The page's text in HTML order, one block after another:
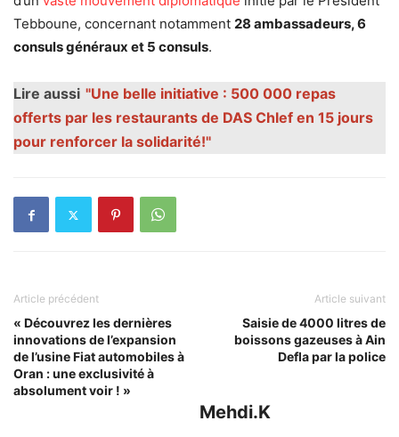
Tebboune, concernant notamment 28 ambassadeurs, 6
consuls généraux et 5 consuls.
Lire aussi "Une belle initiative : 500 000 repas
offerts par les restaurants de DAS Chlef en 15 jours
pour renforcer la solidarité!"
Article précédent
« Découvrez les dernières
innovations de l’expansion
de l’usine Fiat automobiles à
Oran : une exclusivité à
absolument voir ! »
Article suivant
Saisie de 4000 litres de
boissons gazeuses à Ain
Defla par la police
Mehdi.K